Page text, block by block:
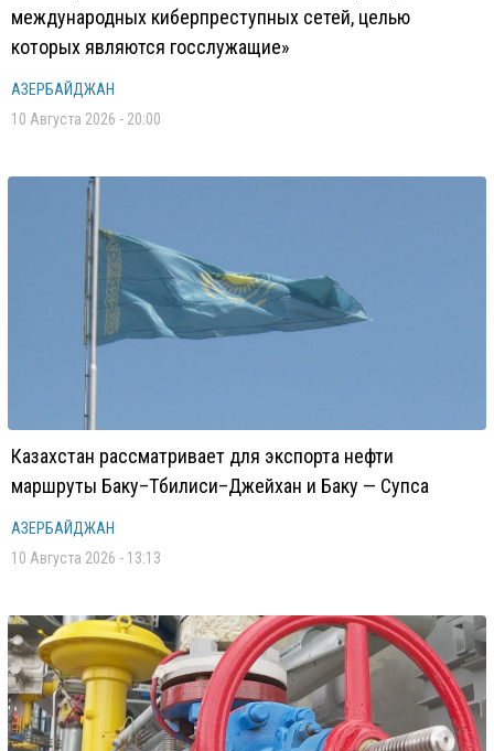
международных киберпреступных сетей, целью
которых являются госслужащие»
АЗЕРБАЙДЖАН
10 Августа 2026 - 20:00
Казахстан рассматривает для экспорта нефти
маршруты Баку–Тбилиси–Джейхан и Баку — Супса
АЗЕРБАЙДЖАН
10 Августа 2026 - 13:13